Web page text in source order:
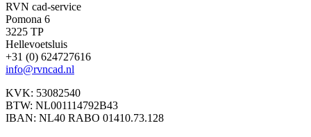
RVN cad-service
Pomona 6
3225 TP
Hellevoetsluis
+31 (0) 624727616
info@rvncad.nl
KVK: 53082540
BTW: NL001114792B43
IBAN: NL40 RABO 01410.73.128